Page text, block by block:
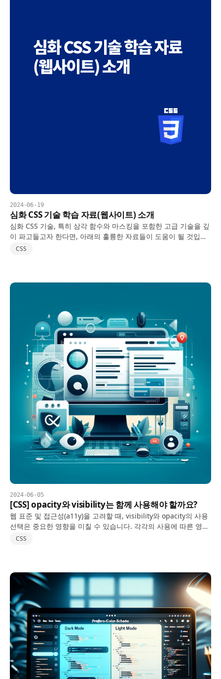
2024-06-19
심화 CSS 기술 학습 자료(웹사이트) 소개
심화 CSS 기술, 특히 삼각 함수와 마스킹을 포함한 고급 기술을 깊
이 파고들고자 한다면, 아래의 훌륭한 자료들이 도움이 될 것입니
다. 이 자료들은 여러분의 스킬과 지식을 향상시키는 데 큰 도움이
CSS
2024-06-05
[CSS] opacity와 visibility는 함께 사용해야 할까요?
웹 표준 및 접근성(a11y)을 고려할 때, visibility와 opacity의 사용
선택은 중요한 영향을 미칠 수 있습니다. 각각의 사용에 따른 영향
을 자세히 살펴보고, 모범 사례를 소개합니다:
CSS